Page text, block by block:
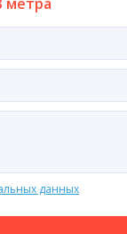
данных